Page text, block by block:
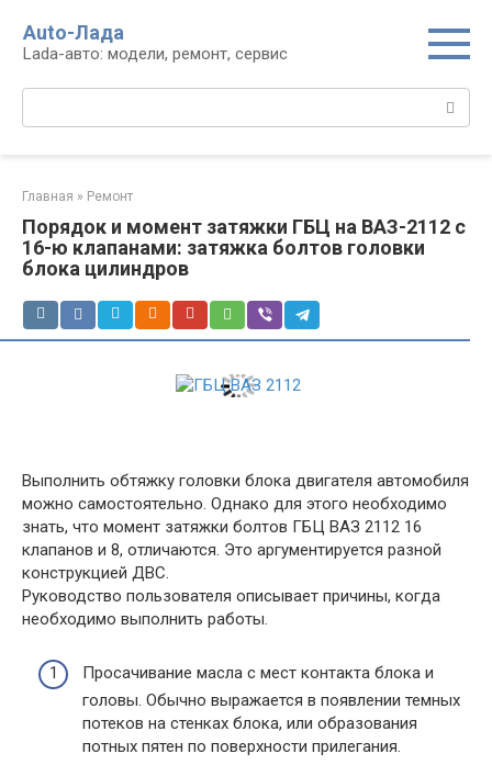
контенту
Auto-Лада
Lada-авто: модели, ремонт, сервис
Главная » Ремонт
Порядок и момент затяжки ГБЦ на ВАЗ-2112 с
16-ю клапанами: затяжка болтов головки
блока цилиндров
Выполнить обтяжку головки блока двигателя автомобиля
можно самостоятельно. Однако для этого необходимо
знать, что момент затяжки болтов ГБЦ ВАЗ 2112 16
клапанов и 8, отличаются. Это аргументируется разной
конструкцией ДВС.
Руководство пользователя описывает причины, когда
необходимо выполнить работы.
Просачивание масла с мест контакта блока и
головы. Обычно выражается в появлении темных
потеков на стенках блока, или образования
потных пятен по поверхности прилегания.